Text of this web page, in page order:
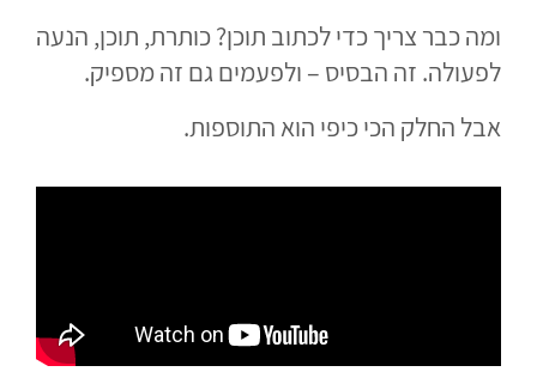
ומה כבר צריך כדי לכתוב תוכן? כותרת, תוכן, הנעה
לפעולה. זה הבסיס – ולפעמים גם זה מספיק.
אבל החלק הכי כיפי הוא התוספות.